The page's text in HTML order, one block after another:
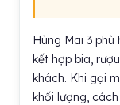
Hùng Mai 3
kết hợp bia,
khách. Khi gọi
khối lượng,